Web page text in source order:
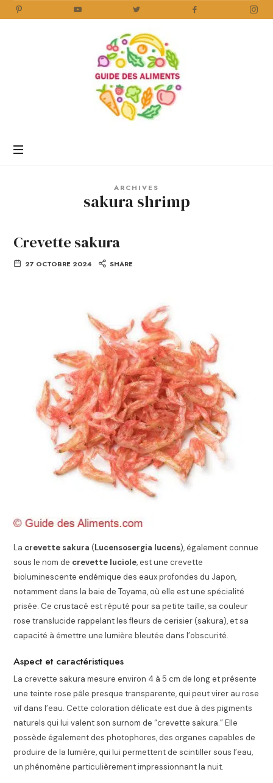
Aliments
ARCHIVES
sakura shrimp
Crevette sakura
27 OCTOBRE 2024 SHARE
La crevette sakura (Lucensosergia lucens), également connue
sous le nom de crevette luciole, est une crevette
bioluminescente endémique des eaux profondes du Japon,
notamment dans la baie de Toyama, où elle est une spécialité
prisée. Ce crustacé est réputé pour sa petite taille, sa couleur
rose translucide rappelant les fleurs de cerisier (sakura), et sa
capacité à émettre une lumière bleutée dans l’obscurité.
Aspect et caractéristiques
La crevette sakura mesure environ 4 à 5 cm de long et présente
une teinte rose pâle presque transparente, qui peut virer au rose
vif dans l’eau. Cette coloration délicate est due à des pigments
naturels qui lui valent son surnom de “crevette sakura.” Elle
possède également des photophores, des organes capables de
produire de la lumière, qui lui permettent de scintiller sous l’eau,
un phénomène particulièrement impressionnant la nuit.